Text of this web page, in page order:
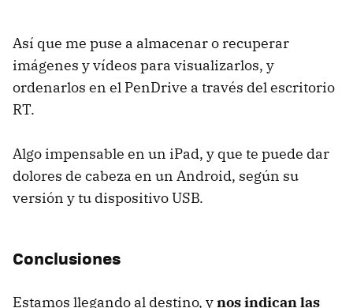
Así que me puse a almacenar o recuperar
imágenes y vídeos para visualizarlos, y
ordenarlos en el PenDrive a través del escritorio
RT.
Algo impensable en un iPad, y que te puede dar
dolores de cabeza en un Android, según su
versión y tu dispositivo USB.
Conclusiones
Estamos llegando al destino, ynos indican las